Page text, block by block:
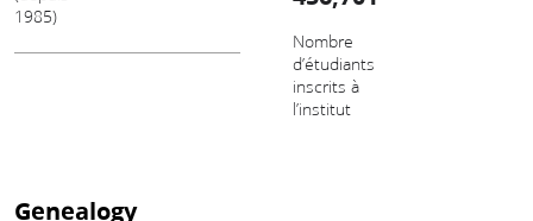
1985)
Nombre
d’étudiants
inscrits à
l’institut
Genealogy